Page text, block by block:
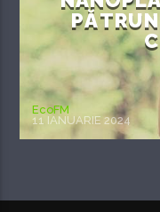
EcoFM
11 IANUARIE 2024